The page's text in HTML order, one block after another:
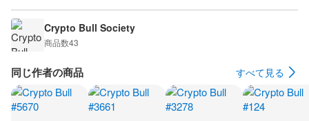
Crypto Bull Society
商品数43
同じ作者の商品 すべて見る